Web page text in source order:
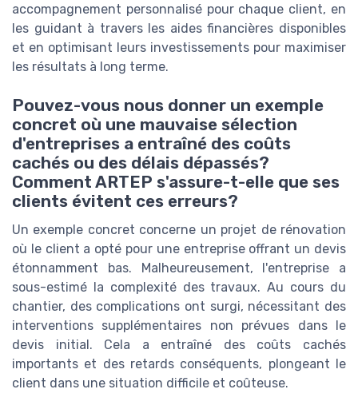
accompagnement personnalisé pour chaque client, en
les guidant à travers les aides financières disponibles
et en optimisant leurs investissements pour maximiser
les résultats à long terme.
Pouvez-vous nous donner un exemple
concret où une mauvaise sélection
d'entreprises a entraîné des coûts
cachés ou des délais dépassés?
Comment ARTEP s'assure-t-elle que ses
clients évitent ces erreurs?
Un exemple concret concerne un projet de rénovation
où le client a opté pour une entreprise offrant un devis
étonnamment bas. Malheureusement, l'entreprise a
sous-estimé la complexité des travaux. Au cours du
chantier, des complications ont surgi, nécessitant des
interventions supplémentaires non prévues dans le
devis initial. Cela a entraîné des coûts cachés
importants et des retards conséquents, plongeant le
client dans une situation difficile et coûteuse.